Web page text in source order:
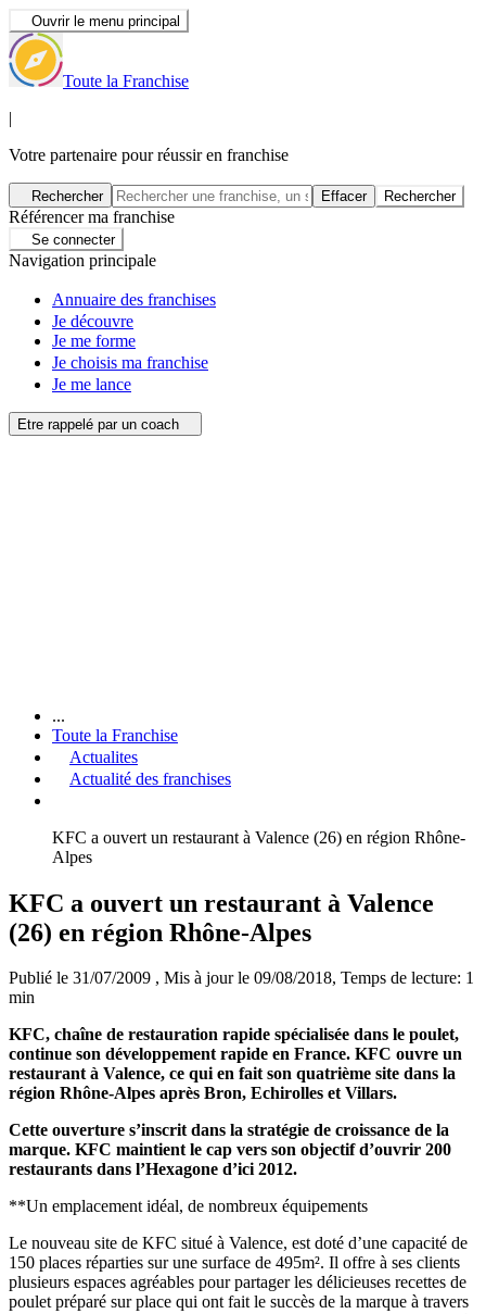
Ouvrir le menu principal
Toute la Franchise
|
Votre partenaire pour réussir en franchise
Rechercher Effacer Rechercher
Référencer ma franchise
Se connecter
Navigation principale
Annuaire des franchises
Je découvre
Je me forme
Je choisis ma franchise
Je me lance
Etre rappelé par un coach
...
Toute la Franchise
Actualites
Actualité des franchises
KFC a ouvert un restaurant à Valence (26) en région Rhône-
Alpes
KFC a ouvert un restaurant à Valence
(26) en région Rhône-Alpes
Publié le 31/07/2009 , Mis à jour le 09/08/2018, Temps de lecture: 1
min
KFC, chaîne de restauration rapide spécialisée dans le poulet,
continue son développement rapide en France. KFC ouvre un
restaurant à Valence, ce qui en fait son quatrième site dans la
région Rhône-Alpes après Bron, Echirolles et Villars.
Cette ouverture s’inscrit dans la stratégie de croissance de la
marque. KFC maintient le cap vers son objectif d’ouvrir 200
restaurants dans l’Hexagone d’ici 2012.
**Un emplacement idéal, de nombreux équipements
Le nouveau site de KFC situé à Valence, est doté d’une capacité de
150 places réparties sur une surface de 495m². Il offre à ses clients
plusieurs espaces agréables pour partager les délicieuses recettes de
poulet préparé sur place qui ont fait le succès de la marque à travers